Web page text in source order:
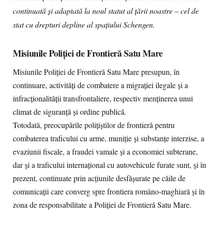
continuată și adaptată la noul statut al țării noastre – cel de
stat cu drepturi depline al spațiului Schengen.
Misiunile Poliției de Frontieră Satu Mare
Misiunile Poliției de Frontieră Satu Mare presupun, în
continuare, activități de combatere a migrației ilegale și a
infracționalității transfrontaliere, respectiv menținerea unui
climat de siguranță și ordine publică.
Totodată, preocupările polițiștilor de frontieră pentru
combaterea traficului cu arme, muniție și substanțe interzise, a
evaziunii fiscale, a fraudei vamale și a economiei subterane,
dar și a traficului internațional cu autovehicule furate sunt, și în
prezent, continuate prin acțiunile desfășurate pe căile de
comunicații care converg spre frontiera româno-maghiară și în
zona de responsabilitate a Poliției de Frontieră Satu Mare.